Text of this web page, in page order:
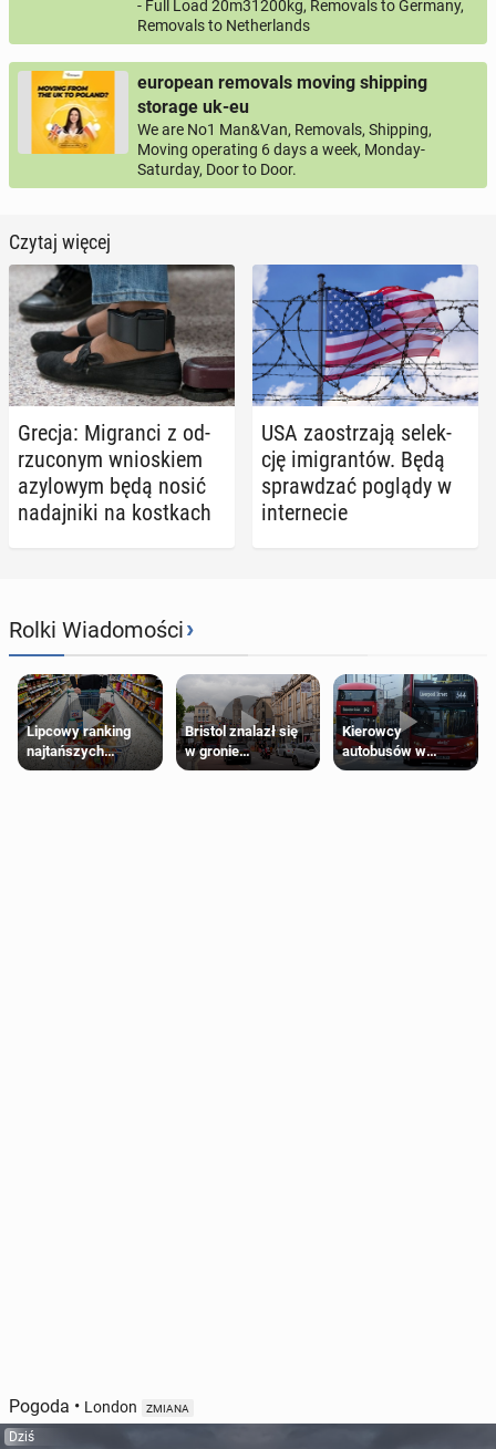
- Full Load 20m31200kg, Removals to Germany,
Removals to Netherlands
european removals moving shipping
storage uk-eu
We are No1 Man&Van, Removals, Shipping,
Moving operating 6 days a week, Monday-
Saturday, Door to Door.
Czytaj więcej
Grecja: Mi­gran­ci z od­
rzu­co­nym wnio­skiem
azy­lo­wym będą nosić
na­daj­ni­ki na kost­kach
USA za­ostrza­ją se­lek­
cję imi­gran­tów. Będą
spraw­dzać poglądy w
in­ter­ne­cie
Rolki Wiadomości›
Lipcowy ranking
najtańszych
supermarketów
Bristol znalazł się
w gronie
najlepszych
Kierowcy
autobusów w
Londynie
Pogoda • London ZMIANA
Dziś